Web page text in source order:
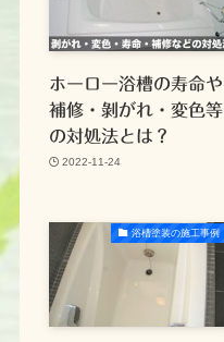
ホーロー浴槽の寿命や
補修・剝がれ・変色等
の対処法とは？
2022-11-24
浴槽塗装の施工事例